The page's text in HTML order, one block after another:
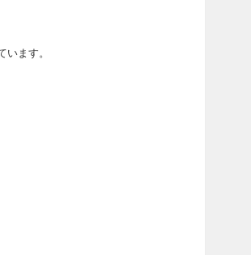
ます。